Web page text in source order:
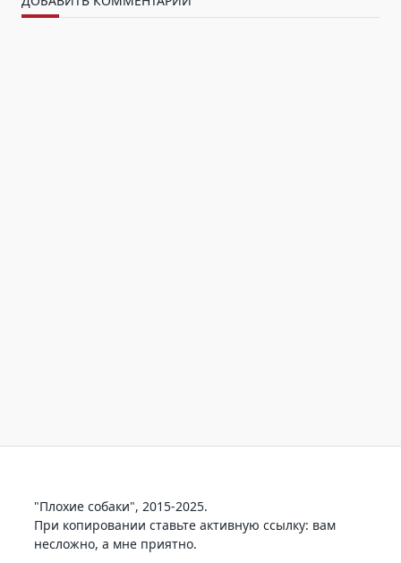
"Плохие собаки", 2015-2025.
При копировании ставьте активную ссылку: вам
несложно, а мне приятно.